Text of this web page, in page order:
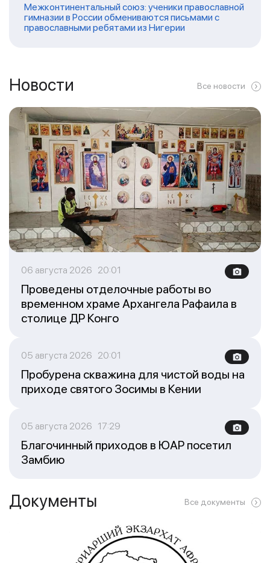
Межконтинентальный союз: ученики православной
гимназии в России обмениваются письмами с
православными ребятами из Нигерии
Новости Все новости
06 августа 2026 20:01
Проведены отделочные работы во
временном храме Архангела Рафаила в
столице ДР Конго
05 августа 2026 20:01
Пробурена скважина для чистой воды на
приходе святого Зосимы в Кении
05 августа 2026 17:29
Благочинный приходов в ЮАР посетил
Замбию
Документы Все документы